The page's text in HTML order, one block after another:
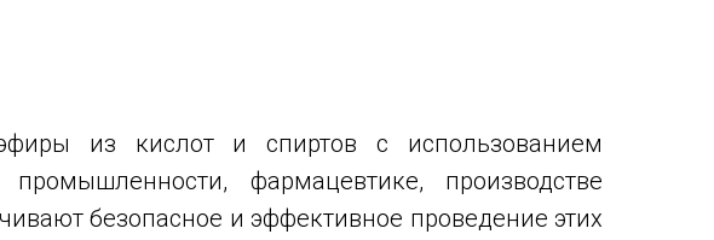
из кислот и спиртов с использованием
фармацевтике, производстве
безопасное и эффективное проведение этих